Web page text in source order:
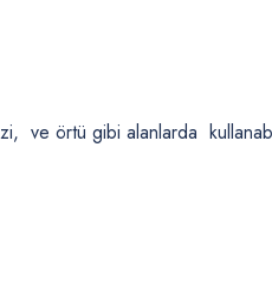
ve örtü gibi alanlarda